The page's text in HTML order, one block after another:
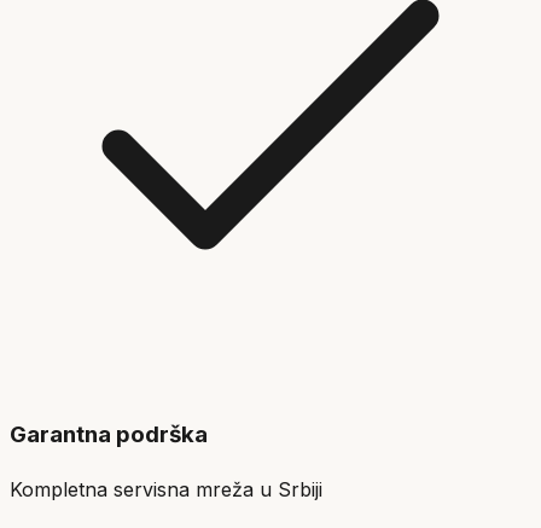
Garantna podrška
Kompletna servisna mreža u Srbiji